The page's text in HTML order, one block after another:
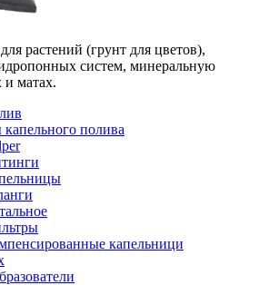
растений (грунт для цветов),
систем, минеральную
и матах.
полива
капельници